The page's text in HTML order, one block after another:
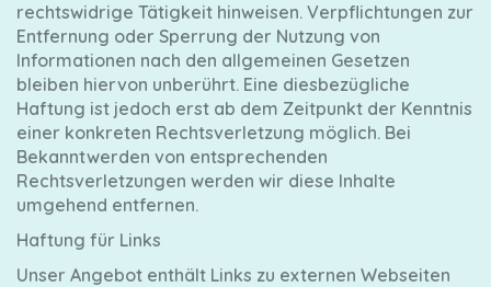
rechtswidrige Tätigkeit hinweisen. Verpflichtungen zur
Entfernung oder Sperrung der Nutzung von
Informationen nach den allgemeinen Gesetzen
bleiben hiervon unberührt. Eine diesbezügliche
Haftung ist jedoch erst ab dem Zeitpunkt der Kenntnis
einer konkreten Rechtsverletzung möglich. Bei
Bekanntwerden von entsprechenden
Rechtsverletzungen werden wir diese Inhalte
umgehend entfernen.
Haftung für Links
Unser Angebot enthält Links zu externen Webseiten